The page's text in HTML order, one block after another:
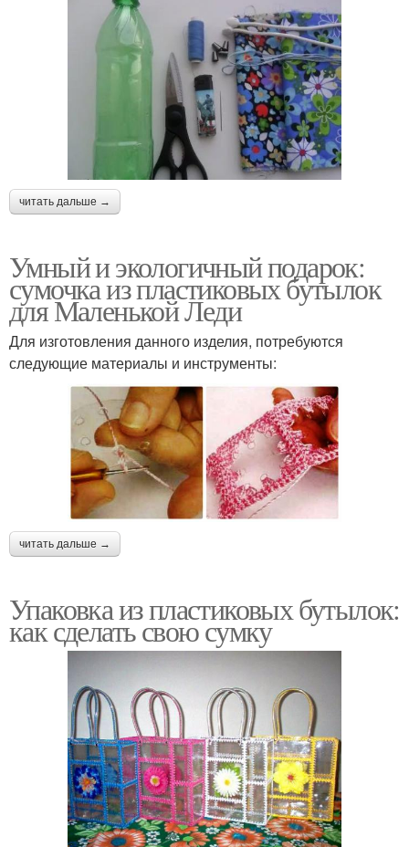
читать дальше →
Умный и экологичный подарок:
сумочка из пластиковых бутылок
для Маленькой Леди
Для изготовления данного изделия, потребуются
следующие материалы и инструменты:
читать дальше →
Упаковка из пластиковых бутылок:
как сделать свою сумку